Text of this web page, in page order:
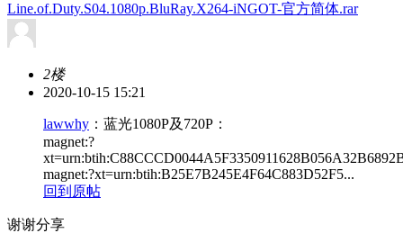
Line.of.Duty.S04.1080p.BluRay.X264-iNGOT-官方简体.rar
2楼
2020-10-15 15:21
lawwhy ：蓝光1080P及720P：
magnet:?
magnet:?xt=urn:btih:B25E7B245E4F64C883D52F5...
回到原帖
谢谢分享